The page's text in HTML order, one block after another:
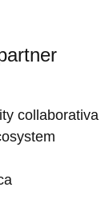
collaborativa